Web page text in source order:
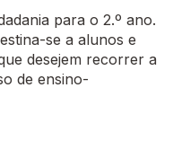
para o 2.º ano.
se a alunos e
desejem recorrer a
de ensino-